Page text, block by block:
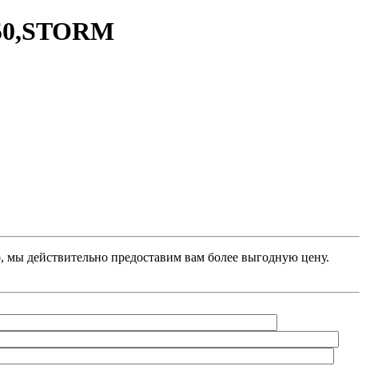
действительно предоставим вам более выгодную цену.